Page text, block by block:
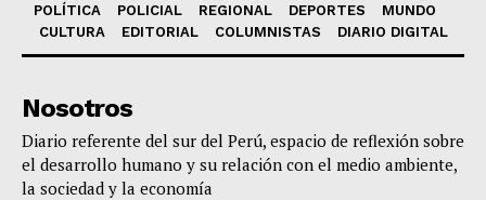
POLÍTICA POLICIAL REGIONAL DEPORTES
MUNDO
CULTURA
EDITORIAL COLUMNISTAS DIARIO DIGITAL
Nosotros
Diario referente del sur del Perú, espacio de reflexión sobre
el desarrollo humano y su relación con el medio ambiente,
la sociedad y la economía